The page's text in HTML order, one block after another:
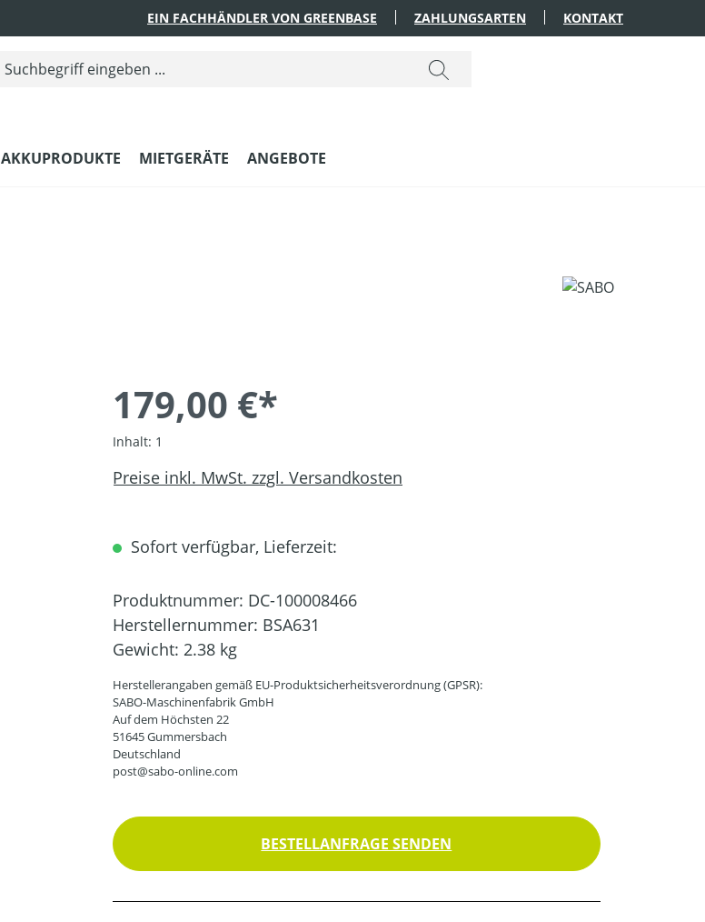
EIN FACHHÄNDLER VON GREENBASE ZAHLUNGSARTEN KONTAKT
AKKUPRODUKTE MIETGERÄTE ANGEBOTE
179,00 €*
Inhalt: 1
Preise inkl. MwSt. zzgl. Versandkosten
Sofort verfügbar, Lieferzeit:
Produktnummer: DC-100008466
Herstellernummer: BSA631
Gewicht: 2.38 kg
Herstellerangaben gemäß EU-Produktsicherheitsverordnung (GPSR):
SABO-Maschinenfabrik GmbH
Auf dem Höchsten 22
51645 Gummersbach
Deutschland
post@sabo-online.com
BESTELLANFRAGE SENDEN